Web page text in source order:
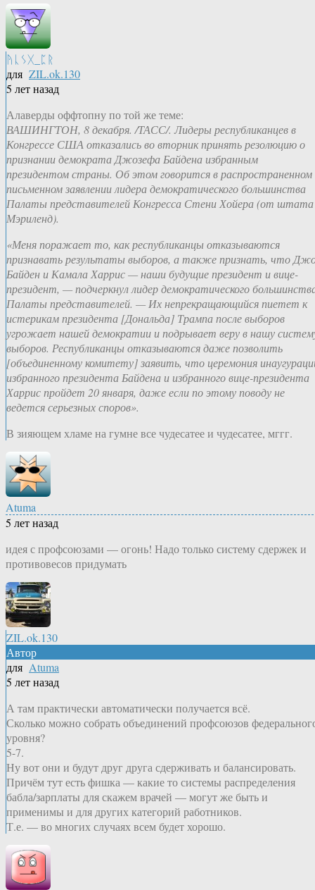
ᚤᚳᛊᚷ_ᛈᚱ
для ZIL.ok.130
5 лет назад
Алаверды оффтопну по той же теме:
ВАШИНГТОН, 8 декабря. /ТАСС/. Лидеры республиканцев в
Конгрессе США отказались во вторник принять резолюцию о
признании демократа Джозефа Байдена избранным
президентом страны. Об этом говорится в распространенном
письменном заявлении лидера демократического большинства
Палаты представителей Конгресса Стени Хойера (от штата
Мэриленд).
«Меня поражает то, как республиканцы отказываются
признавать результаты выборов, а также признать, что
Байден и Камала Харрис — наши будущие президент и вице-
президент, — подчеркнул лидер демократического
Палаты представителей. — Их непрекращающийся пиетет к
истерикам президента [Дональда] Трампа после выборов
угрожает нашей демократии и подрывает веру в нашу
выборов. Республиканцы отказываются даже позволить
[объединенному комитету] заявить, что церемония
избранного президента Байдена и избранного вице-президента
Харрис пройдет 20 января, даже если по этому поводу не
ведется серьезных споров».
В зияющем хламе на гумне все чудесатее и чудесатее, мггг.
Atuma
5 лет назад
идея с профсоюзами — огонь! Надо только систему сдержек и
противовесов придумать
ZIL.ok.130
Автор
для Atuma
5 лет назад
А там практически автоматически получается всё.
Сколько можно собрать объединений профсоюзов
уровня?
5-7.
Ну вот они и будут друг друга сдерживать и балансировать.
Причём тут есть фишка — какие то системы распределения
бабла/зарплаты для скажем врачей — могут же быть и
применимы и для других категорий работников.
Т.е. — во многих случаях всем будет хорошо.